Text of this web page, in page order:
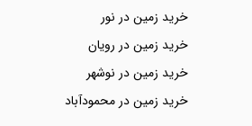
خرید زمین در نور
خرید زمین در رویان
خرید زمین در نوشهر
خرید زمین در محمودآباد